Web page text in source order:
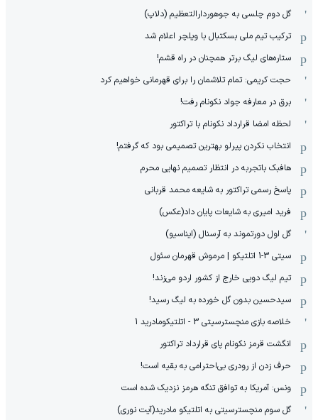
گل دوم چلسی به جوهوردارالتعظیم (دلاپ)
ترکیب تیم ملی بسکتبال با ویلچر اعلام شد
ستاره‌های لیگ برتر همچنان در راه قشم!
حجت کریمی: تمام تلاشمان را برای قهرمانی خواهیم کرد
برق در معارفه جواد نکونام رفت!
لحظه امضا قرارداد نکونام با تراکتور
انتخاب نکردن پیرلو بهترین تصمیمی بود که گرفتم!
هافبک باتجربه در انتظار تصمیم نهایی محرم
پاسخ رسمی تراکتور به شایعه محمد قربانی
فرید امیری به شایعات پایان داد(عکس)
گل اول دورتموند به آرسنال (ایناسیو)
سیتی 3-1 اتلتیکو | مرموش قهرمان سئول
تیم لیگ دویی خارج از کشور اردو می‌زند!
سیدحسین بدون گل خورده به لیگ رسید!
خلاصه بازی منچسترسیتی 3 - اتلتیکومادرید 1
انگشت قرمز نکونام پای قرارداد تراکتور
حرف زدن از رودری بی‌احترامی به بقیه است!
ونس: آمریکا به توافق تنگه هرمز نزدیک شده است
گل سوم منچسترسیتی به اتلتیکو مادرید(آیت نوری)